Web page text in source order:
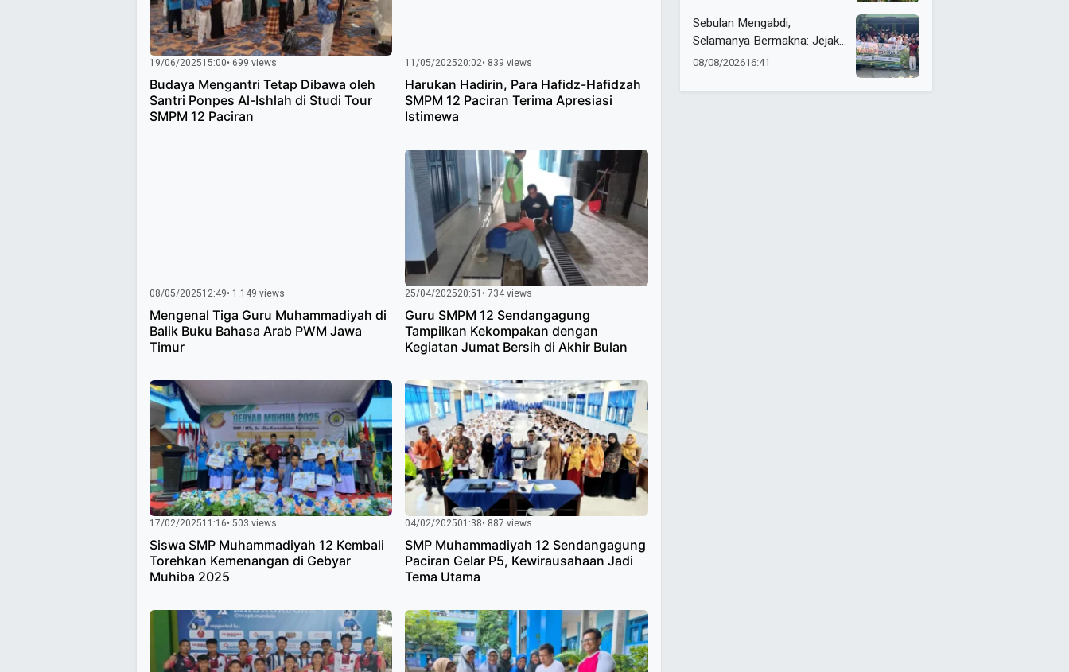
19/06/202515:00• 699 views
Budaya Mengantri Tetap Dibawa oleh
Santri Ponpes Al-Ishlah di Studi Tour
SMPM 12 Paciran
11/05/202520:02• 839 views
Harukan Hadirin, Para Hafidz-Hafidzah
SMPM 12 Paciran Terima Apresiasi
Istimewa
08/05/202512:49• 1.149 views
Mengenal Tiga Guru Muhammadiyah di
Balik Buku Bahasa Arab PWM Jawa
Timur
25/04/202520:51 • 734 views
Guru SMPM 12 Sendangagung
Tampilkan Kekompakan dengan
Kegiatan Jumat Bersih di Akhir Bulan
17/02/202511:16• 503 views
Siswa SMP Muhammadiyah 12 Kembali
Torehkan Kemenangan di Gebyar
Muhiba 2025
04/02/202501:38• 887 views
SMP Muhammadiyah 12 Sendangagung
Paciran Gelar P5, Kewirausahaan Jadi
Tema Utama
Sebulan Mengabdi,
Selamanya Bermakna: Jejak
KKN Umsura di Wonorejo
08/08/202616:41